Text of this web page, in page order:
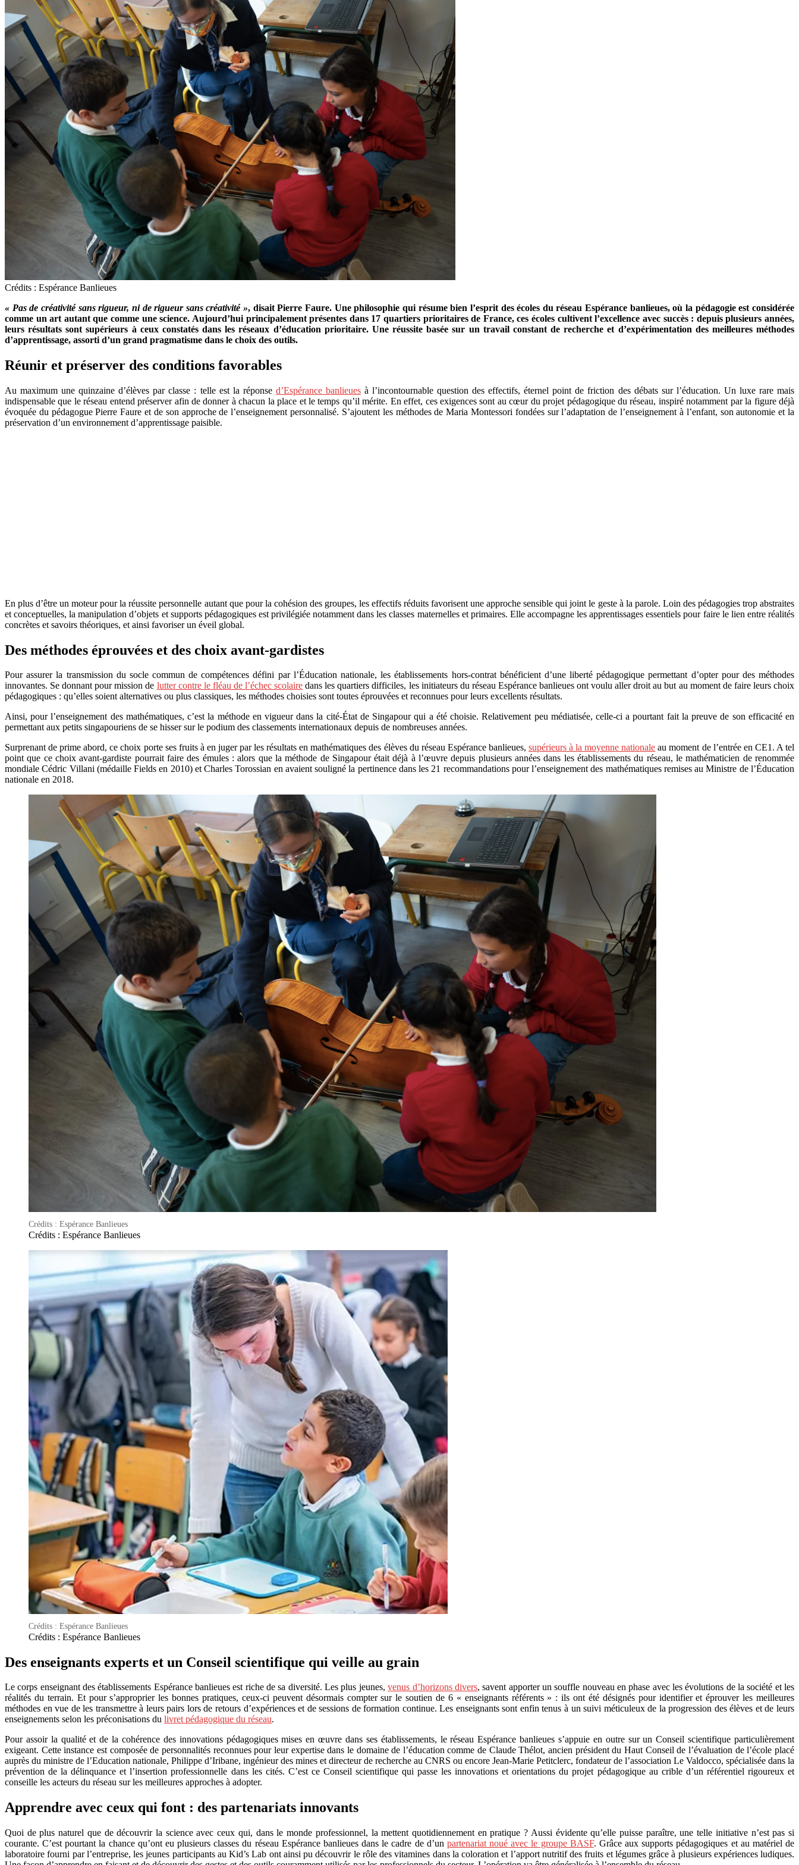
Crédits : Espérance Banlieues
« Pas de créativité sans rigueur, ni de rigueur sans créativité », disait Pierre Faure. Une philosophie qui résume bien l’esprit des écoles du réseau Espérance banlieues, où la pédagogie est considérée
comme un art autant que comme une science. Aujourd’hui principalement présentes dans 17 quartiers prioritaires de France, ces écoles cultivent l’excellence avec succès : depuis plusieurs années,
leurs résultats sont supérieurs à ceux constatés dans les réseaux d’éducation prioritaire. Une réussite basée sur un travail constant de recherche et d’expérimentation des meilleures méthodes
d’apprentissage, assorti d’un grand pragmatisme dans le choix des outils.
Réunir et préserver des conditions favorables
Au maximum une quinzaine d’élèves par classe : telle est la réponse d’Espérance banlieuesà l’incontournable question des effectifs, éternel point de friction des débats sur l’éducation. Un luxe rare mais
indispensable que le réseau entend préserver afin de donner à chacun la place et le temps qu’il mérite. En effet, ces exigences sont au cœur du projet pédagogique du réseau, inspiré notamment par la figure déjà
évoquée du pédagogue Pierre Faure et de son approche de l’enseignement personnalisé. S’ajoutent les méthodes de Maria Montessori fondées sur l’adaptation de l’enseignement à l’enfant, son autonomie et la
préservation d’un environnement d’apprentissage paisible.
En plus d’être un moteur pour la réussite personnelle autant que pour la cohésion des groupes, les effectifs réduits favorisent une approche sensible qui joint le geste à la parole. Loin des pédagogies trop abstraites
et conceptuelles, la manipulation d’objets et supports pédagogiques est privilégiée notamment dans les classes maternelles et primaires. Elle accompagne les apprentissages essentiels pour faire le lien entre réalités
concrètes et savoirs théoriques, et ainsi favoriser un éveil global.
Des méthodes éprouvées et des choix avant-gardistes
Pour assurer la transmission du socle commun de compétences défini par l’Éducation nationale, les établissements hors-contrat bénéficient d’une liberté pédagogique permettant d’opter pour des méthodes
innovantes. Se donnant pour mission de lutter contre le fléau de l’échec scolaire dans les quartiers difficiles, les initiateurs du réseau Espérance banlieues ont voulu aller droit au but au moment de faire leurs choix
pédagogiques : qu’elles soient alternatives ou plus classiques, les méthodes choisies sont toutes éprouvées et reconnues pour leurs excellents résultats.
Ainsi, pour l’enseignement des mathématiques, c’est la méthode en vigueur dans la cité-État de Singapour qui a été choisie. Relativement peu médiatisée, celle-ci a pourtant fait la preuve de son efficacité en
permettant aux petits singapouriens de se hisser sur le podium des classements internationaux depuis de nombreuses années.
Surprenant de prime abord, ce choix porte ses fruits à en juger par les résultats en mathématiques des élèves du réseau Espérance banlieues, supérieurs à la moyenne nationale au moment de l’entrée en CE1. A tel
point que ce choix avant-gardiste pourrait faire des émules : alors que la méthode de Singapour était déjà à l’œuvre depuis plusieurs années dans les établissements du réseau, le mathématicien de renommée
mondialeCédric Villani (médaille Fields en 2010) et Charles Torossian en avaient souligné la pertinence dans les 21 recommandations pour l’enseignement des mathématiques remises au Ministre de l’Éducation
nationale en 2018.
Crédits : Espérance Banlieues
Crédits : Espérance Banlieues
Crédits : Espérance Banlieues
Crédits : Espérance Banlieues
Des enseignants experts et un Conseil scientifique qui veille au grain
Le corps enseignant des établissements Espérance banlieues est riche de sa diversité. Les plus jeunes,venus d’horizons divers, savent apporter un souffle nouveau en phase avec les évolutions de la société et les
réalités du terrain. Et pour s’approprier les bonnes pratiques, ceux-ci peuvent désormais compter sur le soutien de 6 « enseignants référents » : ils ont été désignés pour identifier et éprouver les meilleures
méthodes en vue de les transmettre à leurs pairs lors de retours d’expériences et de sessions de formation continue. Les enseignants sont enfin tenus à un suivi méticuleux de la progression des élèves et de leurs
enseignements selon les préconisations du livret pédagogique du réseau.
Pour assoir la qualité et de la cohérence des innovations pédagogiques mises en œuvre dans ses établissements, le réseau Espérance banlieues s’appuie en outre sur un Conseil scientifique particulièrement
exigeant. Cette instance est composée de personnalités reconnues pour leur expertise dans le domaine de l’éducation comme de Claude Thélot, ancien président du Haut Conseil de l’évaluation de l’école placé
auprès du ministre de l’Education nationale, Philippe d’Iribane, ingénieur des mines et directeur de recherche au CNRS ou encore Jean-Marie Petitclerc, fondateur de l’association Le Valdocco, spécialisée dans la
prévention de la délinquance et l’insertion professionnelle dans les cités. C’est ce Conseil scientifique qui passe les innovations et orientations du projet pédagogique au crible d’un référentiel rigoureux et
conseille les acteurs du réseau sur les meilleures approches à adopter.
Apprendre avec ceux qui font : des partenariats innovants
Quoi de plus naturel que de découvrir la science avec ceux qui, dans le monde professionnel, la mettent quotidiennement en pratique ? Aussi évidente qu’elle puisse paraître, une telle initiative n’est pas si
courante. C’est pourtant la chance qu’ont eu plusieurs classes du réseau Espérance banlieues dans le cadre de d’un partenariat noué avec le groupe BASF. Grâce aux supports pédagogiques et au matériel de
laboratoire fourni par l’entreprise, les jeunes participants au Kid’s Lab ont ainsi pu découvrir le rôle des vitamines dans la coloration et l’apport nutritif des fruits et légumes grâce à plusieurs expériences ludiques.